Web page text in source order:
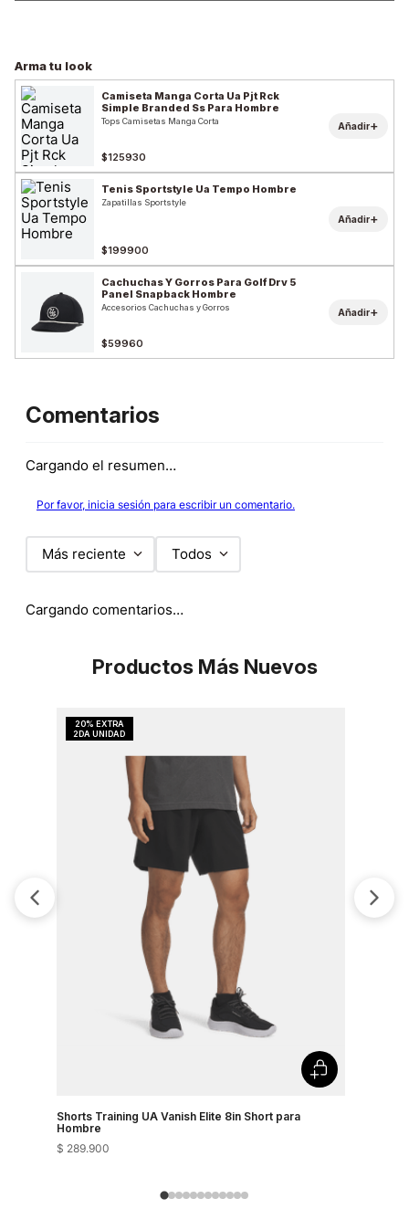
Arma tu look
Camiseta Manga Corta Ua Pjt Rck
Simple Branded Ss Para Hombre
Tops Camisetas Manga Corta
$125930
Añadir+
Tenis Sportstyle Ua Tempo Hombre
Zapatillas Sportstyle
$199900
Añadir+
Cachuchas Y Gorros Para Golf Drv 5
Panel Snapback Hombre
Accesorios Cachuchas y Gorros
$59960
Añadir+
Comentarios
Cargando el resumen…
Por favor, inicia sesión para escribir un comentario.
Más reciente Todos
Cargando comentarios…
Productos Más Nuevos
Shorts Training UA Vanish Elite 8in Short para
Hombre
$ 289.900